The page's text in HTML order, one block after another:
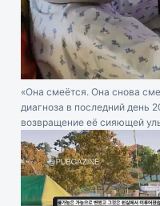
«Она смеётся. Она снова
диагноза в последний день
возвращение её сияющей